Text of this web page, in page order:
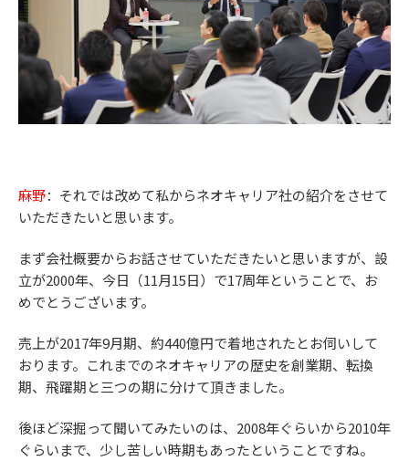
麻野：それでは改めて私からネオキャリア社の紹介をさせて
いただきたいと思います。
まず会社概要からお話させていただきたいと思いますが、設
立が2000年、今日（11月15日）で17周年ということで、お
めでとうございます。
売上が2017年9月期、約440億円で着地されたとお伺いして
おります。これまでのネオキャリアの歴史を創業期、転換
期、飛躍期と三つの期に分けて頂きました。
後ほど深掘って聞いてみたいのは、2008年ぐらいから2010年
ぐらいまで、少し苦しい時期もあったということですね。